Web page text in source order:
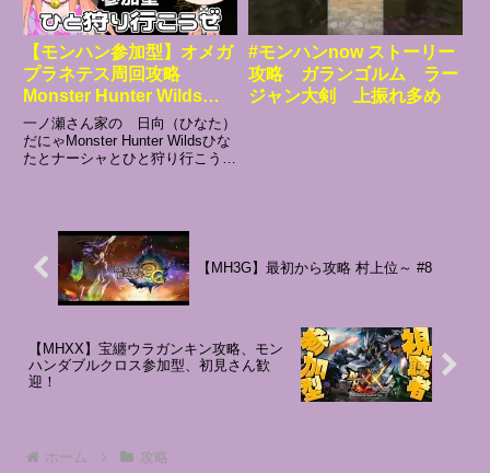
【モンハン参加型】オメガ
プラネテス周回攻略
Monster Hunter Wilds
ひなたとナーシャとひと狩
り行こうぜ！
一ノ瀬さん家の 日向（ひなた）
だにゃMonster Hunter Wildsひな
たとナーシャとひと狩り行こう
ネル登録もお願いします。ナーシ
ャ・アナグ...
#モンハンnow ストーリー
攻略 ガランゴルム ラー
ジャン大剣 上振れ多め
【MH3G】最初から攻略 村上位～ #8
【MHXX】宝纏ウラガンキン攻略、モン
ハンダブルクロス参加型、初見さん歓
迎！
ホーム 攻略